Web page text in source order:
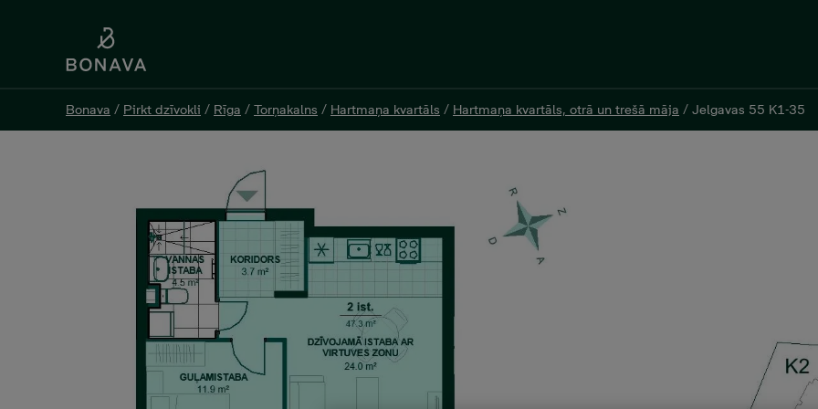
Bonava / Pirkt dzīvokli / Rīga / Torņakalns / Hartmaņa kvartāls / Hartmaņa kvartāls, otrā un trešā māja / Jelgavas 55 K1-35
Bonava / Pirkt dzīvokli / Rīga / Torņakalns / Hartmaņa kvartāls / Hartmaņa kvartāls, otrā un trešā māja / Jelgavas 55 K1-35
Jelgavas 55 K1-35, 124 000 €, 2 комнаты, 47,3 м²